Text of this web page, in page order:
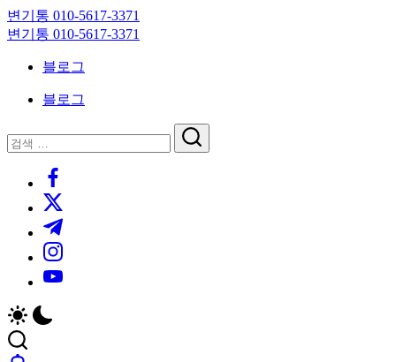
Skip
to
content
변기통 010-5617-3371
변
대
기
변기통 010-5617-3371
크
대
기
블로그
블로그
닫
기
검
검
https://www.facebook.com/
https://twitter.com/
https://t.me/
https://www.instagram.com/
https://youtube.com/